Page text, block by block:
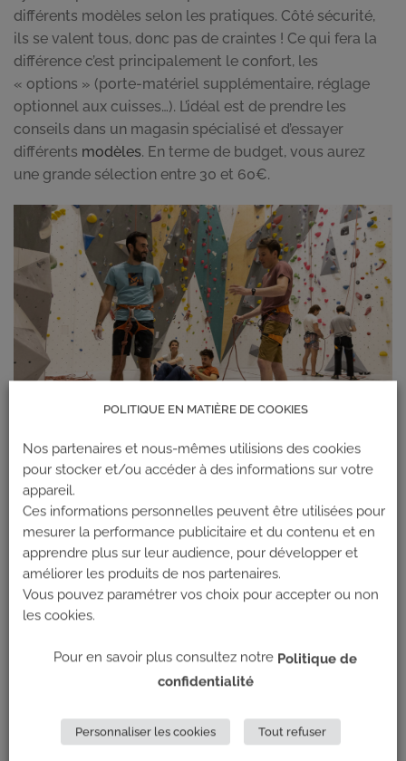
différents modèles selon les pratiques. Côté sécurité,
ils se valent tous, donc pas de craintes ! Ce qui fera la
différence c’est principalement le confort, les
« options » (porte-matériel supplémentaire, réglage
optionnel aux cuisses…). L’idéal est de prendre les
conseils dans un magasin spécialisé et d’essayer
différents modèles. En terme de budget, vous aurez
une grande sélection entre 30 et 60€.
Les chaussons
Comme en Formule 1, ce sont les « pneumatiques » qui
vous permettent d’adhérer à la paroi, aux prises. Il
existe une multitude de modèles
! Quand on débute, on
privilégiera une paire de chaussons confortables, que
l’on peut enlever / remettre facilement (à velcro) et
pas se mentir, un chausson d’escalade ce n’est pas ce
qu’il y a de plus agréable à porter. En effet, pour arriver
on conseille de prendre des chaussons très proches du
pied (à sa pointure ou même une en dessous !).
POLITIQUE EN MATIÈRE DE COOKIES
Nos partenaires et nous-mêmes utilisions des cookies
pour stocker et/ou accéder à des informations sur votre
appareil.
Ces informations personnelles peuvent être utilisées pour
mesurer la performance publicitaire et du contenu et en
apprendre plus sur leur audience, pour développer et
améliorer les produits de nos partenaires.
Vous pouvez paramétrer vos choix pour accepter ou non
les cookies.
Pour en savoir plus consultez notre Politique de
confidentialité
Personnaliser les cookies Tout refuser